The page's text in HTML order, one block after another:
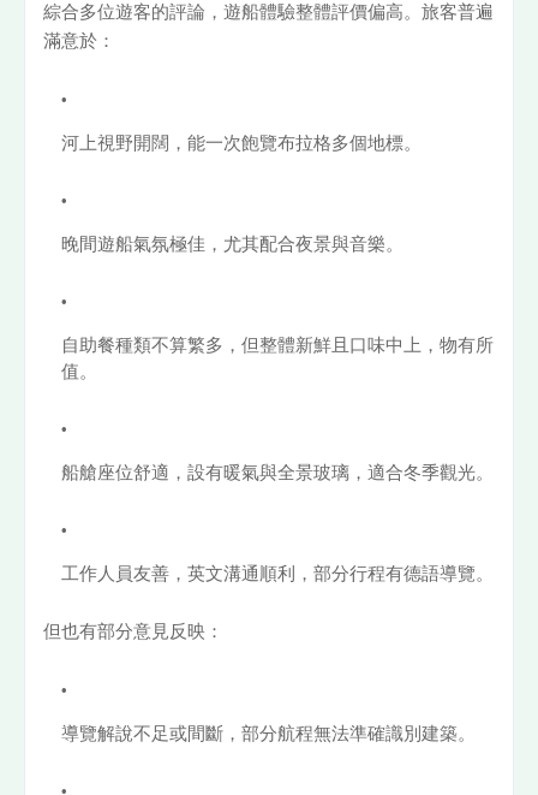
綜合多位遊客的評論，遊船體驗整體評價偏高。旅客普遍
滿意於：
河上視野開闊，能一次飽覽布拉格多個地標。
晚間遊船氣氛極佳，尤其配合夜景與音樂。
自助餐種類不算繁多，但整體新鮮且口味中上，物有所
值。
船艙座位舒適，設有暖氣與全景玻璃，適合冬季觀光。
工作人員友善，英文溝通順利，部分行程有德語導覽。
但也有部分意見反映：
導覽解說不足或間斷，部分航程無法準確識別建築。